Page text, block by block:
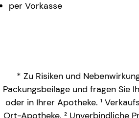
per Vorkasse
* Zu Risiken und
Packungsbeilage und fragen Sie
oder in Ihrer Apotheke. ¹
Ort-Apotheke. ² Unverbindliche